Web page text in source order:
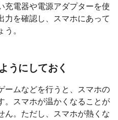
充電器や電源アダプターを使
力を確認し、スマホにあって
。
うにしておく
ームなどを行うと、スマホの
。スマホが温かくなることが
ん。ただし、スマホが熱くな